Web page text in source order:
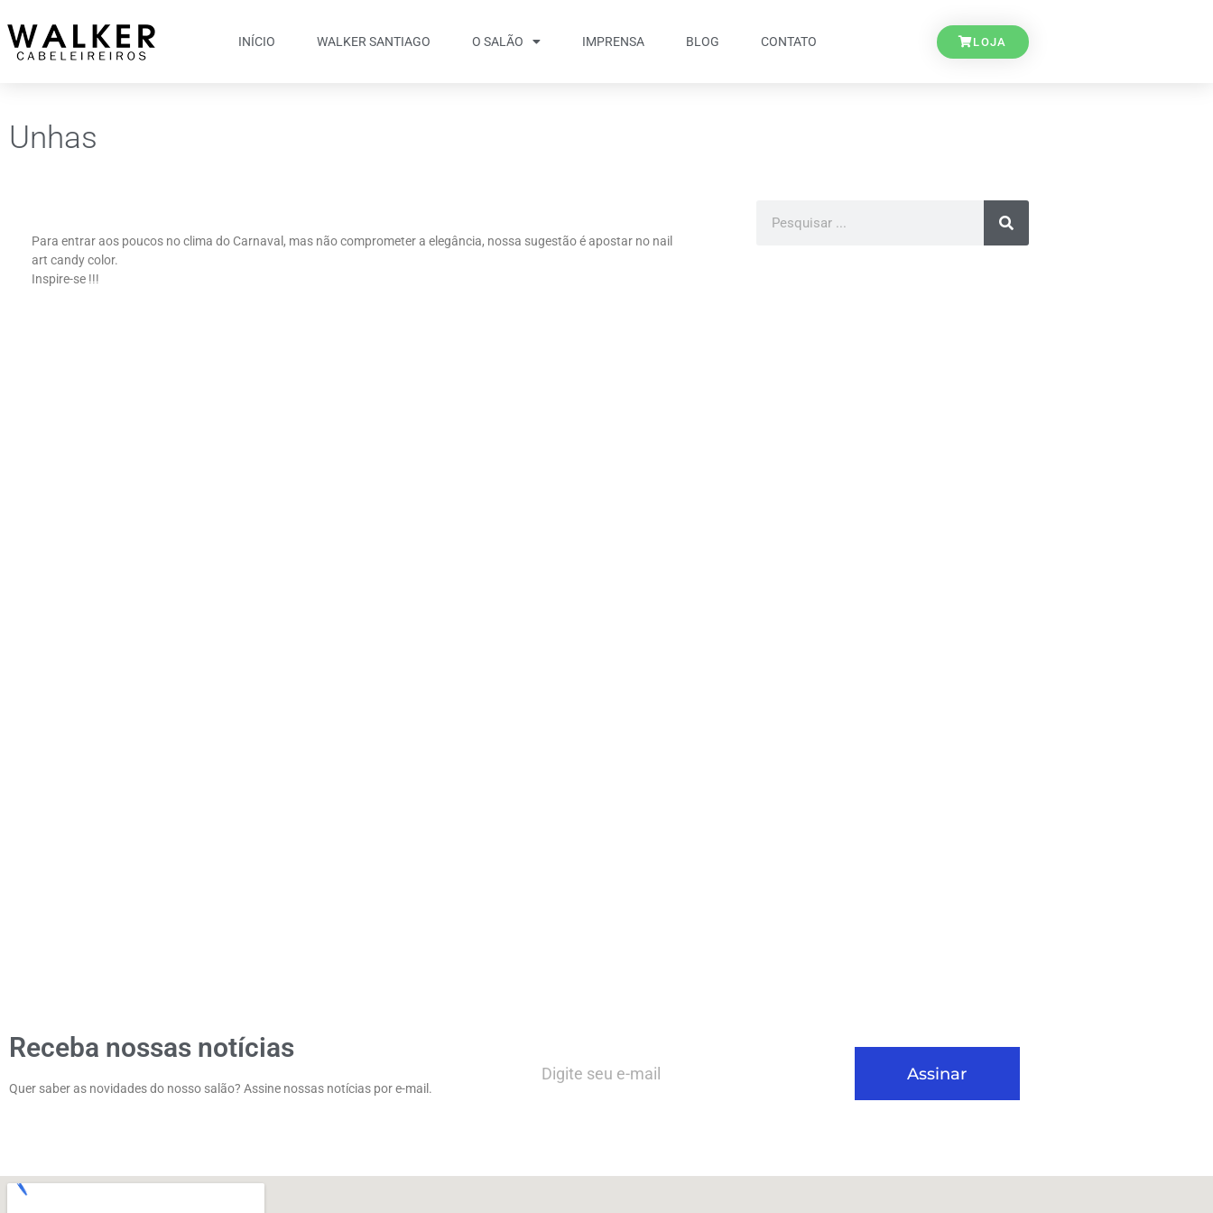
INÍCIO WALKER SANTIAGO O SALÃO IMPRENSA BLOG CONTATO LOJA
Unhas
Para entrar aos poucos no clima do Carnaval, mas não comprometer a elegância, nossa sugestão é apostar no nail
art candy color.
Inspire-se !!!
Receba nossas notícias
Quer saber as novidades do nosso salão? Assine nossas notícias por e-mail.
Assinar